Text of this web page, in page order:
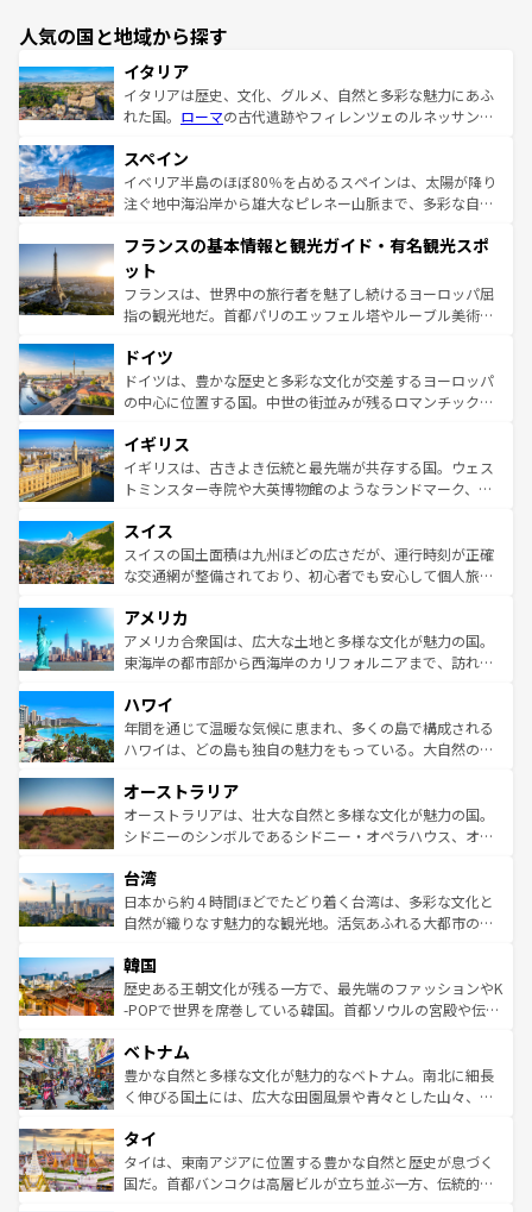
人気の国と地域から探す
イタリア
イタリアは歴史、文化、グルメ、自然と多彩な魅力にあふ
れた国。 ローマの古代遺跡やフィレンツェのルネッサンス
ろん、トスカーナの美しい田園風景やアマルフィ海岸の絶
景など、自然景観も見逃せない。観光の合間には、本場の
ピザやパスタなど、絶品のイタリア料理を堪能することも
ませてくれるイタリアで、忘れられない旅をしてみよう！
なお、新着のイタリア情報は
しい。
スペイン
イベリア半島のほぼ80％を占めるスペインは、太陽が降り
注ぐ地中海沿岸から雄大なピレネー山脈まで、多彩な自然
文化が根付くこの国では、情熱的なフラメンコ、熱気あふ
れる闘牛、そして美味しいタパスが生活の一部となってい
る。首都マドリードの洗練された雰囲気や、バルセロナの
アートに溢れた街角から、地方では古代ローマ遺跡や中世
せる。地方によって風土や気候が異なるスペインはその個
性で訪れる人を魅了する。 なお、新着のスペイン情報は コ
ンテンツ一覧を参照してほしい。
フランスの基本情報と観光ガイド・有名観光スポ
ット
フランスは、世界中の旅行者を魅了し続けるヨーロッパ屈
指の観光地だ。首都パリのエッフェル塔やルーブル美術館
で、幅広い魅力が詰まっている。華麗な宮殿、歴史的な大
聖堂、美しいビーチ、そして豊かな自然が、訪れる者を心
から魅了する。また、フランスは美食の国としても知ら
いる。シャンパンの発祥地であるランス、プロヴァンスの
香り高いラベンダー畑など、多彩な楽しみ方が可能だ。さ
らに、パリ以外の地域にも魅力が溢れており、どの街角に
れる地方に足を運ぶとそれぞれで全く異なる文化を体験で
きるだろう。 なお、新着のフランス情報はコンテンツ一覧
を参照してほしい。
ドイツ
ドイツは、豊かな歴史と多彩な文化が交差するヨーロッパ
の中心に位置する国。中世の街並みが残るロマンチック街
顔を持つこの国は、どこを歩いても飽きることがない。ベ
ルリンの文化的活気、バイエルン州のアルプスの絶景、そ
してライン川沿いのワイン畑といった風景は必見。ビール
は、お酒好きな人にはぜひ体験してほしい。 なお、新着の
ドイツ情報はコンテンツ一覧を参照してほしい。
イギリス
イギリスは、古きよき伝統と最先端が共存する国。ウェス
トミンスター寺院や大英博物館のようなランドマーク、歴
リアごとに異なる魅力がある。また、優雅なアフタヌーン
ティー、ビール好きにはたまらない英国パブ、サッカー観
戦など、本場だからこそできる体験も豊富。イギリスを旅
ンツ一覧を参照してほしい。
スイス
スイスの国土面積は九州ほどの広さだが、運行時刻が正確
な交通網が整備されており、初心者でも安心して個人旅行
の建物がそのまま残る町や、スイスならではのユニークな
博物館もあり、アルプス観光だけでなく町歩きも満喫する
ことができる。国民の所得が高いため物価も高いが、旅行
ば市内交通費無料で観光を楽しむこともできる。 なお、新
着のスイス情報はコンテンツ一覧 を参照してほしい。
アメリカ
アメリカ合衆国は、広大な土地と多様な文化が魅力の国。
東海岸の都市部から西海岸のカリフォルニアまで、訪れる
のような巨大都市は、観光、ショッピング、エンターテイ
ンメントが詰まった刺激的なスポットだ。一方、アメリカ
西部には大自然が広がり、グランドキャニオンやイエロー
部のニューオーリンズでは、音楽と美食が融合した独特の
文化が魅力。旅行者はアメリカの各地域で異なる魅力を楽
しみながら、その多様性と豊かな歴史を感じることができ
ならではの贅沢な旅のスタイルだ。 なお、新着のアメリカ
情報はコンテンツ一覧を参照してほしい。
ハワイ
年間を通じて温暖な気候に恵まれ、多くの島で構成される
ハワイは、どの島も独自の魅力をもっている。大自然の神
ワイ島は見逃せない。また、定番の観光地といえばオアフ
島だが、静かな自然を求めるならマウイ島やカウアイ島が
おすすめ。エメラルドグリーンに輝く海をはじめ、豊かな
れるおもてなしの心で訪れる人々を迎えてくれるハワイの
人々、おいしいローカルフードやハワイアンミュージッ
ク、伝統的なフラダンスなど、すべてがハワイの魅力を彩
ワイを、存分に味わってほしい。 なお、新着のハワイ情報
はコンテンツ一覧を参照してほしい。
オーストラリア
オーストラリアは、壮大な自然と多様な文化が魅力の国。
シドニーのシンボルであるシドニー・オペラハウス、オー
リアリーフや大陸中央部にそびえるウルル（エアーズロッ
ク）、タスマニアの美しい原生林やケアンズの熱帯雨林な
ど、見どころがたくさん。また、カフェやワイン、オージ
いる。アクティビティも充実しており、サーフィンやダイ
ビング、ハイキングなど、アウトドア好きにはたまらな
い。オーストラリアの多彩な魅力を存分に味わいつくそ
参照してほしい。
台湾
日本から約４時間ほどでたどり着く台湾は、多彩な文化と
自然が織りなす魅力的な観光地。活気あふれる大都市の台
ン）、静ひつな山岳地帯である台湾東部など、都市の喧騒
と山間の静けさが共存しており、訪れる人に新しい発見と
驚きをもたらしてくれる。また、奥深い台湾の食文化も魅
容にもいいと評判のスイーツなど、バラエティ豊かな料理
が味わえる。 なお、新着の台湾情報は コンテンツ一覧を参
照してほしい。
韓国
歴史ある王朝文化が残る一方で、最先端のファッションやK
-POPで世界を席巻している韓国。首都ソウルの宮殿や伝統
き、地方に足を延ばせば四季折々の自然美を楽しむことが
できる。そして、キムチや焼肉、絶品のストリートフード
まで、さまざまな韓国料理が待っている。夜には、韓国な
リティに包まれながら、韓国の多彩な魅力を心ゆくまで味
わってみてほしい。 なお、新着の韓国情報はコンテンツ一
覧を参照してほしい。
ベトナム
豊かな自然と多様な文化が魅力的なベトナム。南北に細長
く伸びる国土には、広大な田園風景や青々とした山々、世
急速な発展と共に伝統が息づく。ハノイの古い町並みやホ
ーチミン市のフランス統治時代の建物も、独特の雰囲気を
醸し出している。また、バラエティの豊かさとおいしさで
タイ
タイは、東南アジアに位置する豊かな自然と歴史が息づく
国だ。首都バンコクは高層ビルが立ち並ぶ一方、伝統的な